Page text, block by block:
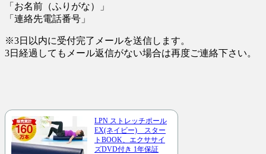
「お名前（ふりがな）」
「連絡先電話番号」
※3日以内に受付完了メールを送信します。
3日経過してもメール返信がない場合は再度ご連絡下さい。
LPN ストレッチポール
EX(ネイビー) スター
トBOOK、エクササイ
ズDVD付き 1年保証